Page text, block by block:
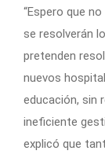
“Espero que
se resolverán
pretenden
nuevos
educación, sin
ineficiente
explicó que